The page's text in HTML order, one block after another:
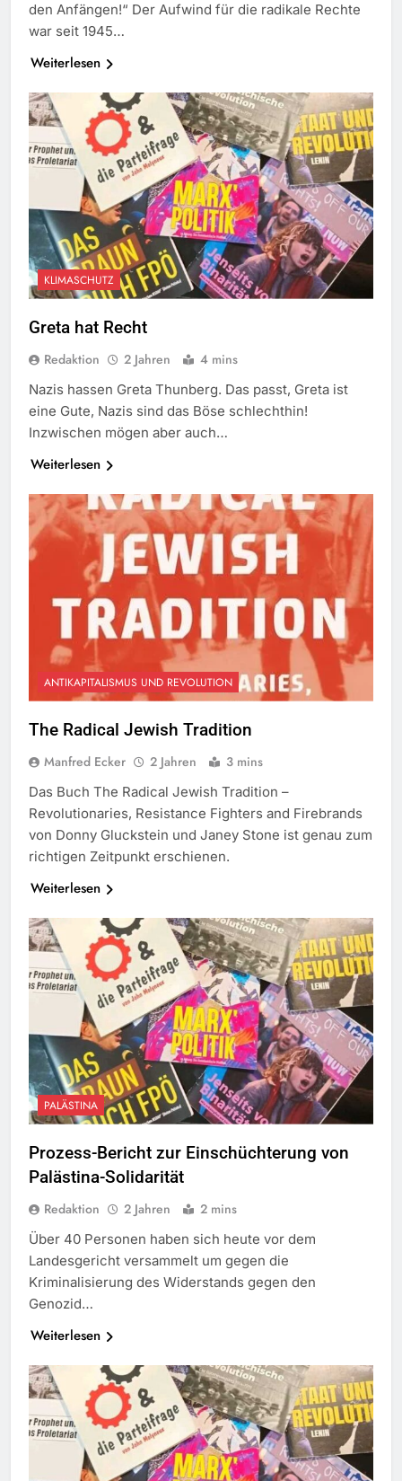
den Anfängen!“ Der Aufwind für die radikale Rechte
war seit 1945…
Weiterlesen
KLIMASCHUTZ
Greta hat Recht
Redaktion 2 Jahren 4 mins
Nazis hassen Greta Thunberg. Das passt, Greta ist
eine Gute, Nazis sind das Böse schlechthin!
Inzwischen mögen aber auch…
Weiterlesen
ANTIKAPITALISMUS UND REVOLUTION
The Radical Jewish Tradition
Manfred Ecker 2 Jahren 3 mins
Das Buch The Radical Jewish Tradition –
Revolutionaries, Resistance Fighters and Firebrands
von Donny Gluckstein und Janey Stone ist genau zum
richtigen Zeitpunkt erschienen.
Weiterlesen
PALÄSTINA
Prozess-Bericht zur Einschüchterung von
Palästina-Solidarität
Redaktion 2 Jahren 2 mins
Über 40 Personen haben sich heute vor dem
Landesgericht versammelt um gegen die
Kriminalisierung des Widerstands gegen den
Genozid…
Weiterlesen